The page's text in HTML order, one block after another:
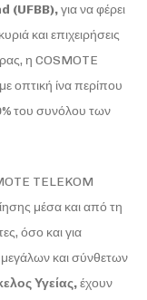
(UFBB),για να φέρει
και επιχειρήσεις
η COSMOTE
οπτική ίνα περίπου
του συνόλου των
TELEKOM
μέσα και από τη
όσο και για
μεγάλων και σύνθετων
Υγείας,έχουν